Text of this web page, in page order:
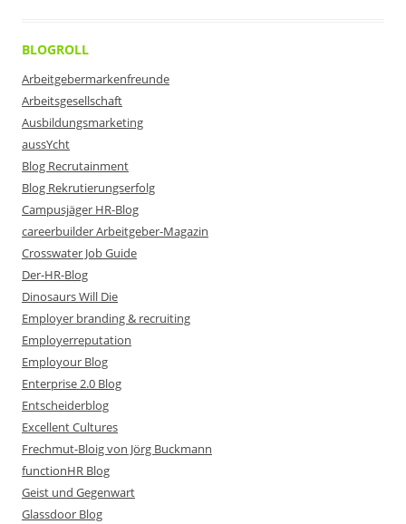
BLOGROLL
Arbeitgebermarkenfreunde
Arbeitsgesellschaft
Ausbildungsmarketing
aussYcht
Blog Recrutainment
Blog Rekrutierungserfolg
Campusjäger HR-Blog
careerbuilder Arbeitgeber-Magazin
Crosswater Job Guide
Der-HR-Blog
Dinosaurs Will Die
Employer branding & recruiting
Employerreputation
Employour Blog
Enterprise 2.0 Blog
Entscheiderblog
Excellent Cultures
Frechmut-Bloig von Jörg Buckmann
functionHR Blog
Geist und Gegenwart
Glassdoor Blog